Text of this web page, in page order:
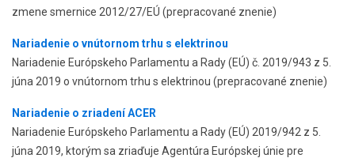
zmene smernice 2012/27/EÚ (prepracované znenie)
Nariadenie o vnútornom trhu s elektrinou
Nariadenie Európskeho Parlamentu a Rady (EÚ) č. 2019/943 z 5.
júna 2019 o vnútornom trhu s elektrinou (prepracované znenie)
Nariadenie o zriadení ACER
Nariadenie Európskeho Parlamentu a Rady (EÚ) 2019/942 z 5.
júna 2019, ktorým sa zriaďuje Agentúra Európskej únie pre